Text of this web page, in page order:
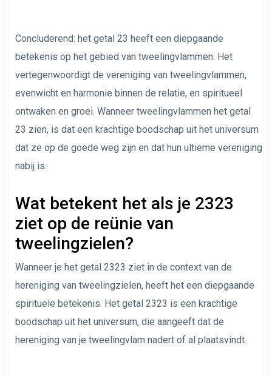
Concluderend: het getal 23 heeft een diepgaande
betekenis op het gebied van tweelingvlammen. Het
vertegenwoordigt de vereniging van tweelingvlammen,
evenwicht en harmonie binnen de relatie, en spiritueel
ontwaken en groei. Wanneer tweelingvlammen het getal
23 zien, is dat een krachtige boodschap uit het universum
dat ze op de goede weg zijn en dat hun ultieme vereniging
nabij is.
Wat betekent het als je 2323
ziet op de reünie van
tweelingzielen?
Wanneer je het getal 2323 ziet in de context van de
hereniging van tweelingzielen, heeft het een diepgaande
spirituele betekenis. Het getal 2323 is een krachtige
boodschap uit het universum, die aangeeft dat de
hereniging van je tweelingvlam nadert of al plaatsvindt.